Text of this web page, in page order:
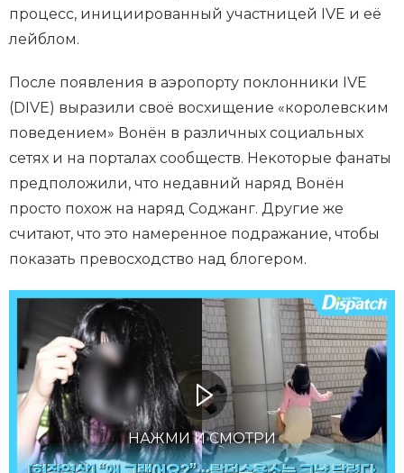
процесс, инициированный участницей IVE и её
лейблом.
После появления в аэропорту поклонники IVE
(DIVE) выразили своё восхищение «королевским
поведением» Вонён в различных социальных
сетях и на порталах сообществ. Некоторые фанаты
предположили, что недавний наряд Вонён
просто похож на наряд Соджанг. Другие же
считают, что это намеренное подражание, чтобы
показать превосходство над блогером.
НАЖМИ И СМОТРИ